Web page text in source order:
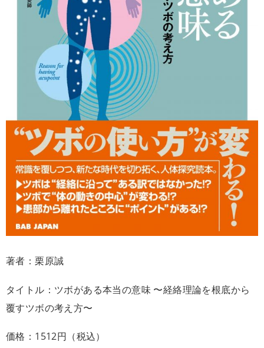
著者：栗原誠
タイトル：ツボがある本当の意味 〜経絡理論を根底から
覆すツボの考え方〜
価格：1512円（税込）